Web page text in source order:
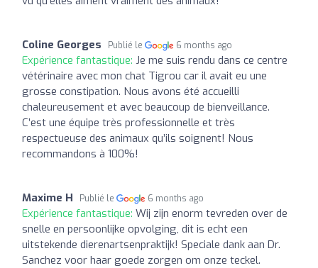
Coline Georges Publié le 6 months ago
Expérience fantastique: Je me suis rendu dans ce centre
vétérinaire avec mon chat Tigrou car il avait eu une
grosse constipation. Nous avons été accueilli
chaleureusement et avec beaucoup de bienveillance.
C’est une équipe très professionnelle et très
respectueuse des animaux qu’ils soignent! Nous
recommandons à 100%!
Maxime H Publié le 6 months ago
Expérience fantastique: Wij zijn enorm tevreden over de
snelle en persoonlijke opvolging, dit is echt een
uitstekende dierenartsenpraktijk! Speciale dank aan Dr.
Sanchez voor haar goede zorgen om onze teckel.